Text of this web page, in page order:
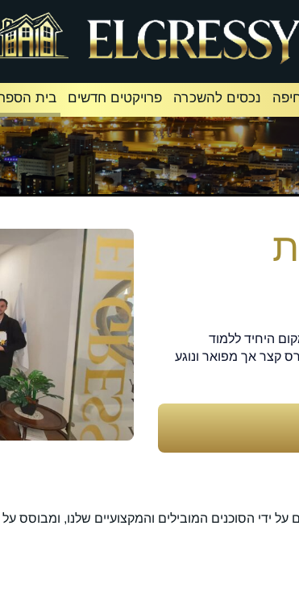
נכסים להשכרה פרויקטים חדשים בית
היחיד ללמוד
קצר אך מפואר ונוגע
הסוכנים המובילים והמקצועיים שלנו, ומבוסס על נסיון עתיר